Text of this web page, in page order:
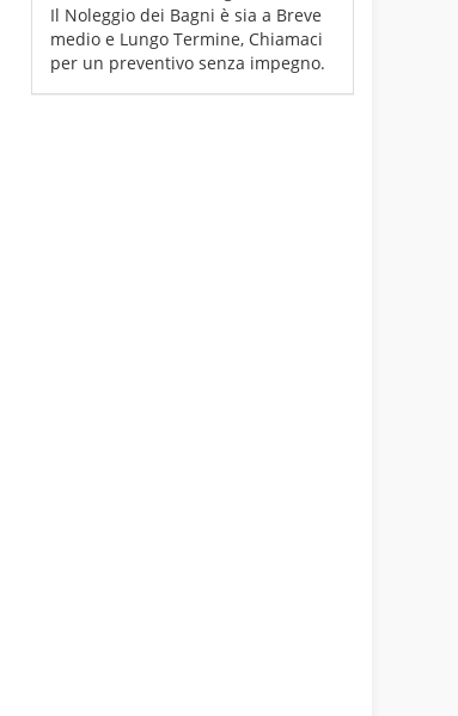
Il Noleggio dei Bagni è sia a Breve
medio e Lungo Termine, Chiamaci
per un preventivo senza impegno.